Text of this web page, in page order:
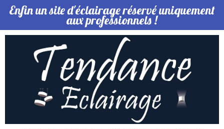
Enfin un site d'éclairage réservé uniquement
aux professionnels !